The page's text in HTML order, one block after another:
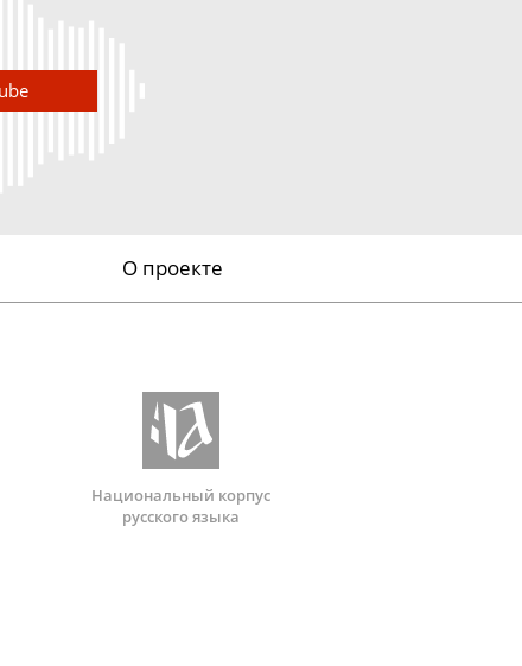
О проекте
Национальный корпус
русского языка